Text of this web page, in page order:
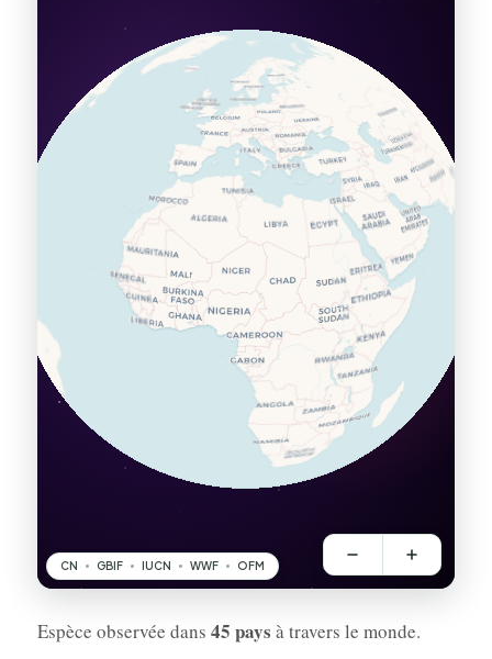
Espèce observée dans 45 pays à travers le monde.